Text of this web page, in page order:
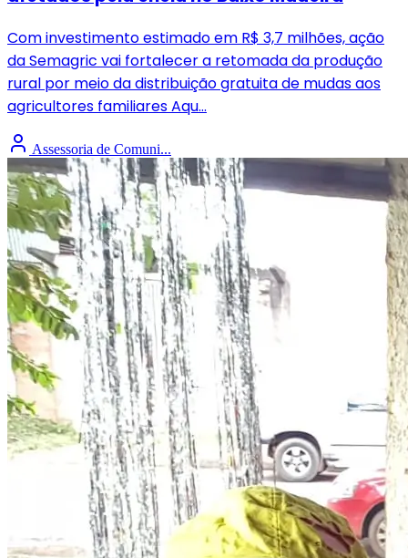
Com investimento estimado em R$ 3,7 milhões, ação
da Semagric vai fortalecer a retomada da produção
rural por meio da distribuição gratuita de mudas aos
agricultores familiares Aqu...
Assessoria de Comuni...